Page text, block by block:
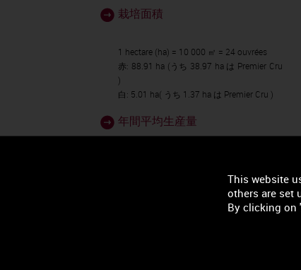
栽培面積
1 hectare (ha) = 10 000 ㎡ = 24 ouvrées
赤: 88.91 ha (うち 38.97 ha は Premier Cru
)
白: 5.01 ha( うち 1.37 ha は Premier Cru )
年間平均生産量
赤: 3 463 hl (うち 1 559 hl は Premier Cru )
白: 188 hl (うち 35 hl は Premier Cru )
This website
others are set
By clicking on